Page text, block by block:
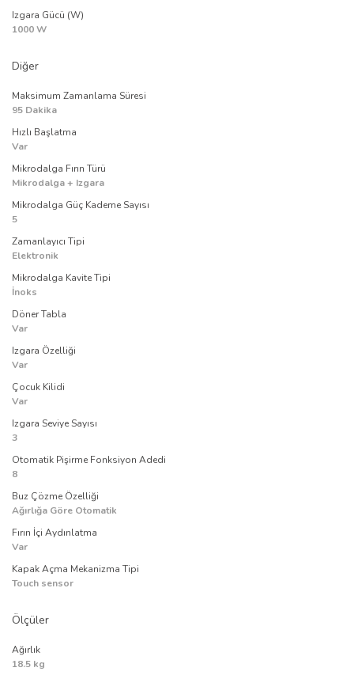
Izgara Gücü (W)
1000 W
Diğer
Maksimum Zamanlama Süresi
95 Dakika
Hızlı Başlatma
Var
Mikrodalga Fırın Türü
Mikrodalga + Izgara
Mikrodalga Güç Kademe Sayısı
5
Zamanlayıcı Tipi
Elektronik
Mikrodalga Kavite Tipi
İnoks
Döner Tabla
Var
Izgara Özelliği
Var
Çocuk Kilidi
Var
Izgara Seviye Sayısı
3
Otomatik Pişirme Fonksiyon Adedi
8
Buz Çözme Özelliği
Ağırlığa Göre Otomatik
Fırın İçi Aydınlatma
Var
Kapak Açma Mekanizma Tipi
Touch sensor
Ölçüler
Ağırlık
18.5 kg